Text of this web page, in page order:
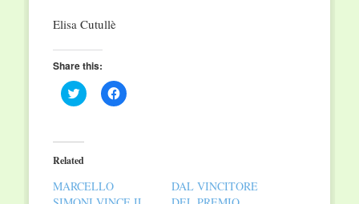
Elisa Cutullè
Share this:
Click
to
(Opens
in
new
Click
to
Related
MARCELLO
DAL VINCITORE